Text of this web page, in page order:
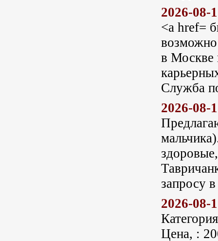
2026-08-
<a href=
в Москве
Служба
2026-08-
запросу
2026-08-
Цена, :